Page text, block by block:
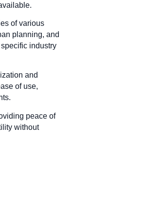
of various
planning, and
industry
and
of use,
peace of
without